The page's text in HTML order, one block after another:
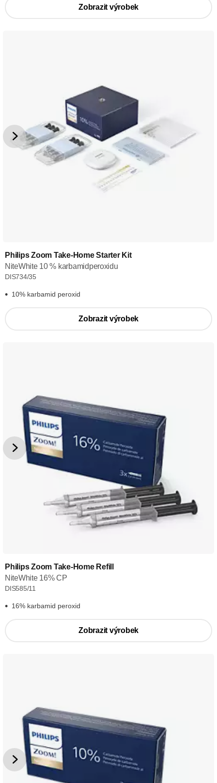
Zobrazit výrobek
Philips Zoom Take-Home Starter Kit
NiteWhite 10 % karbamidperoxidu
DIS734/35
10% karbamid peroxid
Zobrazit výrobek
Philips Zoom Take-Home Refill
NiteWhite 16% CP
DIS585/11
16% karbamid peroxid
Zobrazit výrobek